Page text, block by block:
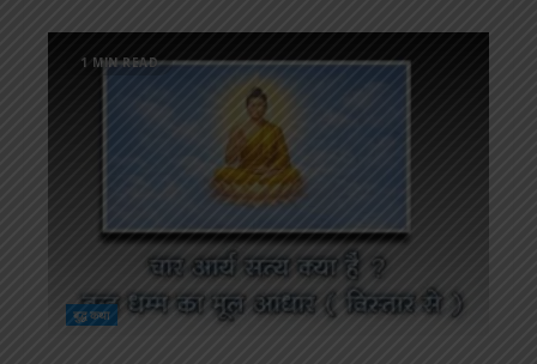
1 MIN READ
बुद्ध कथा